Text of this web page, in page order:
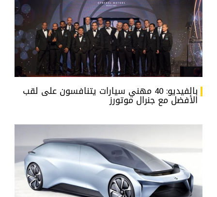
بالفيديو: 40 مهني سيارات يتنافسون على لقب
الأفضل مع جنرال موتورز